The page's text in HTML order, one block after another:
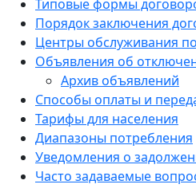
Типовые формы
Порядок заключения
Центры обслуживания
Объявления об
Архив объявлений
Способы оплаты и
Тарифы для населения
Диапазоны потребления
Уведомления о
Часто задаваемые